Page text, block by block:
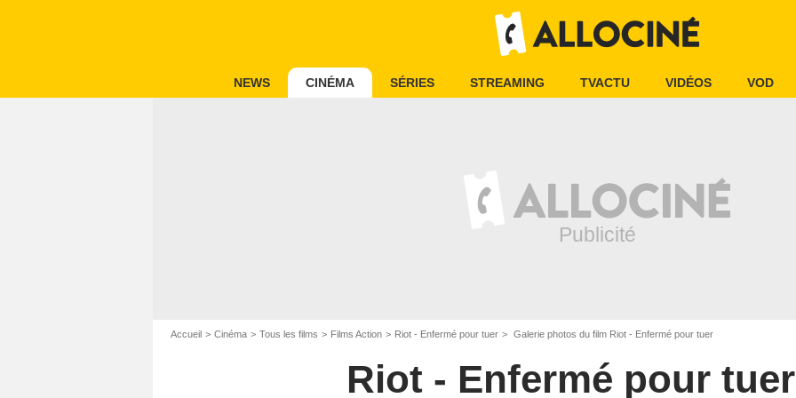
NEWS CINÉMA SÉRIES STREAMING TVACTU VIDÉOS VOD
Accueil Cinéma Tous les films Films Action Riot - Enfermé pour tuer Galerie photos du film Riot - Enfermé pour tuer
Riot - Enfermé pour tuer